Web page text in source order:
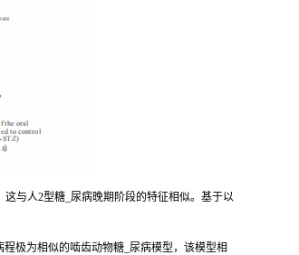
与人2型糖_尿病晚期阶段的特征相似。基于以
极为相似的啮齿动物糖_尿病模型，该模型相